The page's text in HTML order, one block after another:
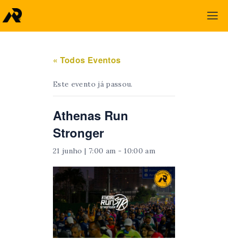
« Todos Eventos
Este evento já passou.
Athenas Run
Stronger
21 junho | 7:00 am - 10:00 am